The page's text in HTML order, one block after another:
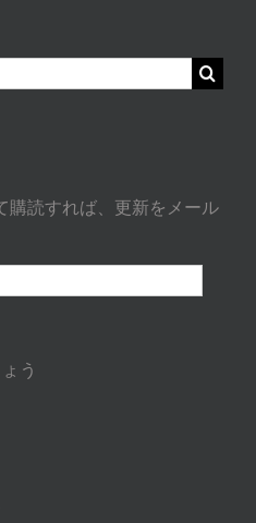
購読すれば、更新をメール
う